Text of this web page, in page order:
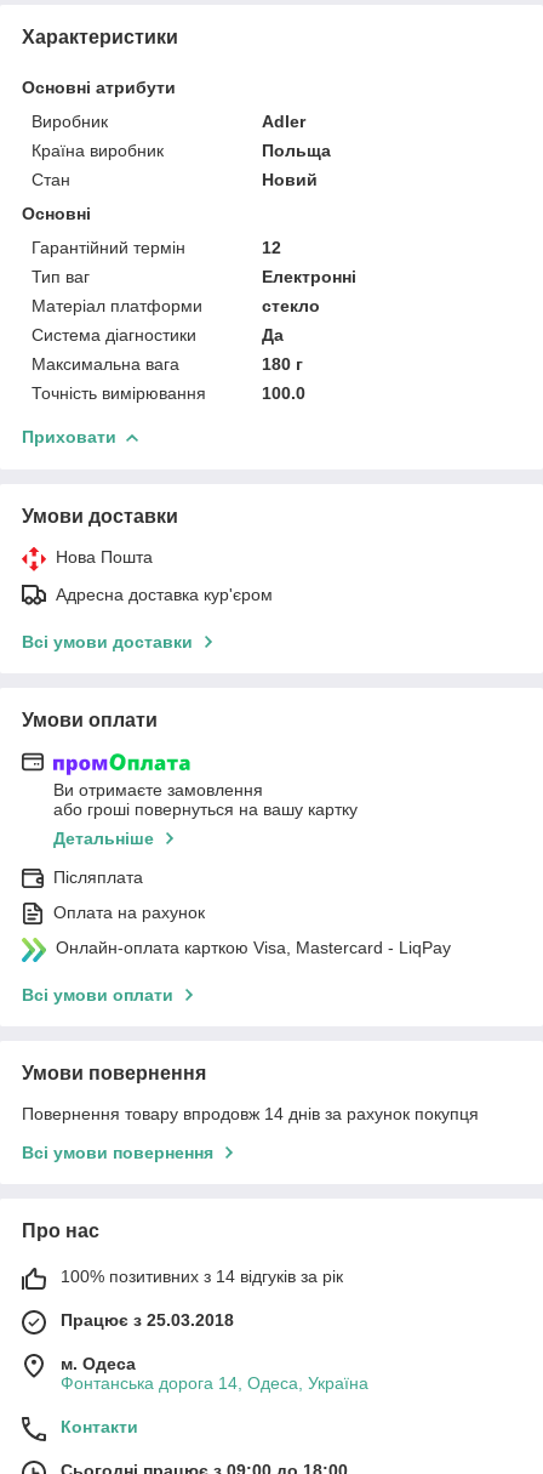
Характеристики
Основні атрибути
Виробник
Adler
Країна виробник
Польща
Стан
Новий
Основні
Гарантійний термін
12
Тип ваг
Електронні
Матеріал платформи
стекло
Система діагностики
Да
Максимальна вага
180 г
Точність вимірювання
100.0
Приховати
Умови доставки
Нова Пошта
Адресна доставка кур'єром
Всі умови доставки
Умови оплати
Ви отримаєте замовлення
або гроші повернуться на вашу картку
Детальніше
Післяплата
Оплата на рахунок
Онлайн-оплата карткою Visa, Mastercard - LiqPay
Всі умови оплати
Умови повернення
Повернення товару впродовж 14 днів за рахунок покупця
Всі умови повернення
Про нас
100% позитивних з 14 відгуків за рік
Працює з 25.03.2018
м. Одеса
Фонтанська дорога 14, Одеса, Україна
Контакти